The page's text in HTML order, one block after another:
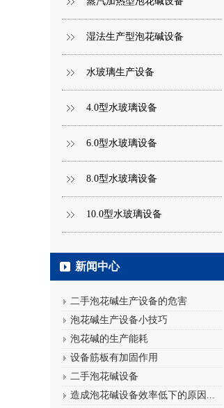
湿法生产型泡花碱设备
水玻璃生产设备
4.0型水玻璃设备
6.0型水玻璃设备
8.0型水玻璃设备
10.0型水玻璃设备
新闻中心
二手泡花碱生产设备的危害
泡花碱生产设备小技巧
泡花碱的生产能耗
设备筋板有加固作用
二手泡花碱设备
造成泡花碱设备效率低下的原因...